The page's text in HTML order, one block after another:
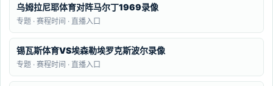
乌姆拉尼耶体育对阵马尔丁1969录像
专题 · 赛程时间 · 直播入口
锡瓦斯体育VS埃森勒埃罗克斯波尔录像
专题 · 赛程时间 · 直播入口